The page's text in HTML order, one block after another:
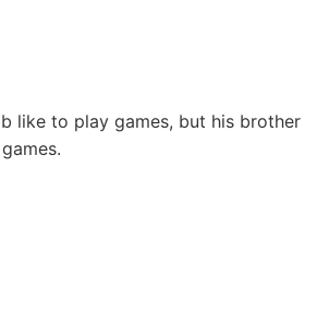
like to play games, but his brother